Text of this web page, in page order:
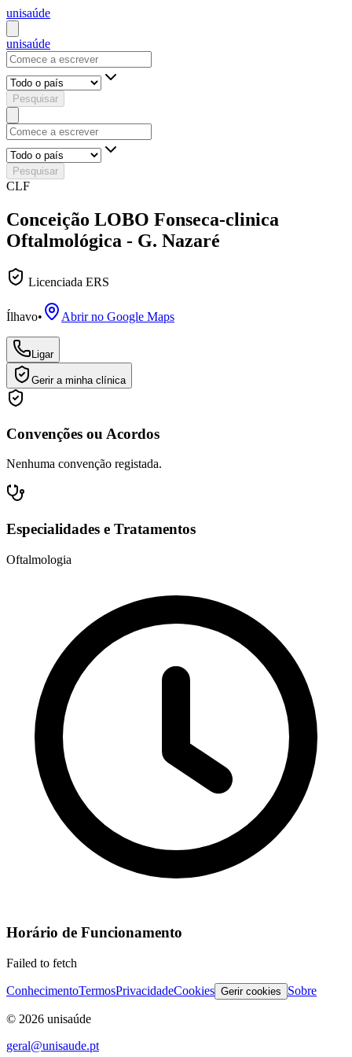
unisaúde
unisaúde
Pesquisar
Pesquisar
CLF
Conceição LOBO Fonseca-clinica
Oftalmológica - G. Nazaré
Licenciada ERS
Ílhavo• Abrir no Google Maps
Ligar
Gerir a minha clínica
Convenções ou Acordos
Nenhuma convenção registada.
Especialidades e Tratamentos
Oftalmologia
Horário de Funcionamento
Failed to fetch
ConhecimentoTermosPrivacidadeCookies Gerir cookies Sobre
© 2026 unisaúde
geral@unisaude.pt